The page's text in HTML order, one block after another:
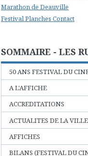
Marathon de Deauville
Festival Planches Contact
SOMMAIRE - LES
50 ANS FESTIVAL DU
A L'AFFICHE
ACCREDITATIONS
ACTUALITES DE LA
AFFICHES
BILANS (FESTIVAL DU